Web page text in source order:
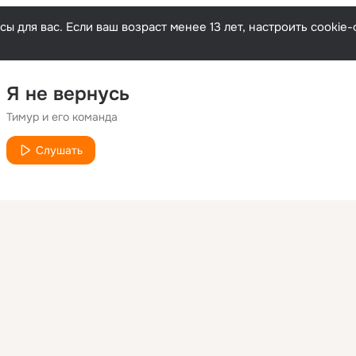
для вас. Если ваш возраст менее 13 лет, настроить
Я не вернусь
Тимур и его команда
Слушать